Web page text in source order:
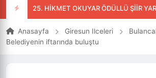
25. HİKMET OKUYAR ÖDÜLLÜ ŞİİR
Anasayfa Giresun Ilceleri
Belediyenin iftarında buluştu